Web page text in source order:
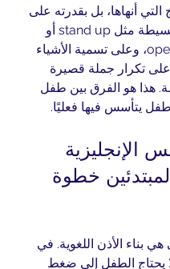
أنهاها، بل بقدرته على
فهم تعليمات بسيطة مثل stand up أو
open your book، وعلى تسمية الأشياء
تكرار جملة قصيرة
هذا هو الفرق بين طفل
يتأسس فيها فعليًا.
الإنجليزية
خطوة
هي بناء الأذن اللغوية. في
يحتاج الطفل إلى ضغط